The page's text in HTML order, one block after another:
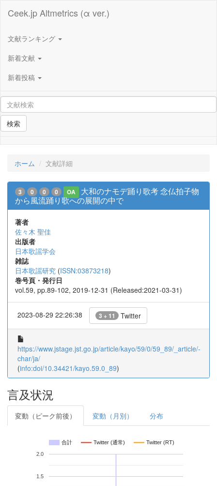
Ceek.jp Altmetrics (α ver.)
文献ランキング
新着文献
新着投稿
検索
ホーム 文献詳細
3 0 0 0 OA
大和のナモデ踊り歌考 念仏拍子物
から風流踊り歌への展開の中で
著者
佐々木 聖佳
出版者
日本歌謡学会
雑誌
日本歌謡研究 (ISSN:03873218)
巻号頁・発行日
vol.59, pp.89-102, 2019-12-31 (Released:2021-03-31)
2023-08-29 22:26:38 3 + 11 Twitter
https://www.jstage.jst.go.jp/article/kayo/59/0/59_89/_article/-
char/ja/
(info:doi/10.34421/kayo.59.0_89)
言及状況
変動（ピーク前後） 変動（月別） 分布
合計 Twitter (通常) Twitter (RT)
1.5
2.0